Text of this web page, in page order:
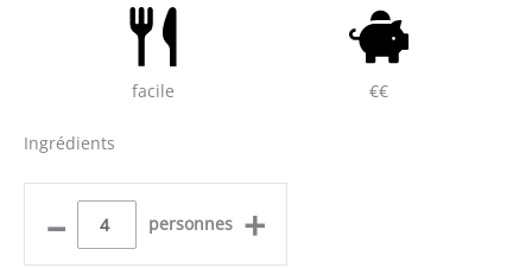
facile €€
Ingrédients
– personnes +